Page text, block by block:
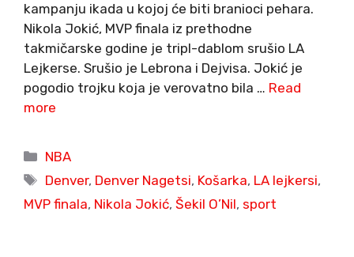
kampanju ikada u kojoj će biti branioci pehara.
Nikola Jokić, MVP finala iz prethodne
takmičarske godine je tripl-dablom srušio LA
Lejkerse. Srušio je Lebrona i Dejvisa. Jokić je
pogodio trojku koja je verovatno bila … Read
more
Categories
NBA
Tags
Denver, Denver Nagetsi, Košarka, LA lejkersi,
MVP finala, Nikola Jokić, Šekil O’Nil, sport